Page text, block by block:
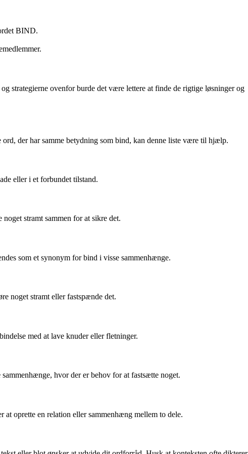
BIND.
strategierne ovenfor burde det være lettere at finde de rigtige løsninger og
der har samme betydning som bind, kan denne liste være til hjælp.
eller i et forbundet tilstand.
stramt sammen for at sikre det.
som et synonym for bind i visse sammenhænge.
noget stramt eller fastspænde det.
med at lave knuder eller fletninger.
hvor der er behov for at fastsætte noget.
oprette en relation eller sammenhæng mellem to dele.